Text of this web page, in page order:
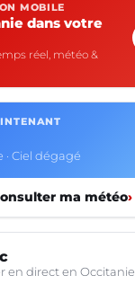
MOBILE
dans votre
réel, météo &
· Ciel dégagé
ma météo›
en direct en Occitanie